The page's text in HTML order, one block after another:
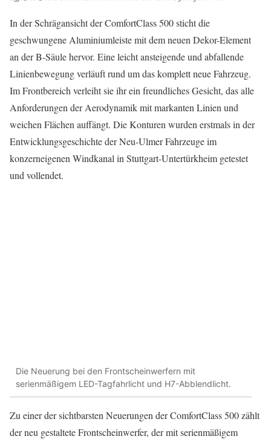
In der Schrägansicht der ComfortClass 500 sticht die
geschwungene Aluminiumleiste mit dem neuen Dekor-Element
an der B-Säule hervor. Eine leicht ansteigende und abfallende
Linienbewegung verläuft rund um das komplett neue Fahrzeug.
Im Frontbereich verleiht sie ihr ein freundliches Gesicht, das alle
Anforderungen der Aerodynamik mit markanten Linien und
weichen Flächen auffängt. Die Konturen wurden erstmals in der
Entwicklungsgeschichte der Neu-Ulmer Fahrzeuge im
konzerneigenen Windkanal in Stuttgart-Untertürkheim getestet
und vollendet.
Die Neuerung bei den Frontscheinwerfern mit
serienmäßigem LED-Tagfahrlicht und H7-Abblendlicht.
Zu einer der sichtbarsten Neuerungen der ComfortClass 500 zählt
der neu gestaltete Frontscheinwerfer, der mit serienmäßigem